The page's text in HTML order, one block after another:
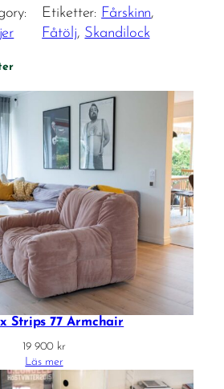
Etiketter: Fårskinn
Fåtölj, Skandilock
Strips 77 Armchair
19 900 kr
Läs mer